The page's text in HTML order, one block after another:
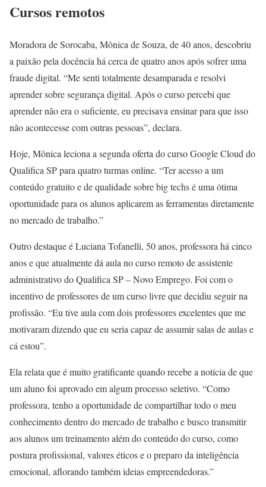
Cursos remotos
Moradora de Sorocaba, Mônica de Souza, de 40 anos, descobriu
a paixão pela docência há cerca de quatro anos após sofrer uma
fraude digital. “Me senti totalmente desamparada e resolvi
aprender sobre segurança digital. Após o curso percebi que
aprender não era o suficiente, eu precisava ensinar para que isso
não acontecesse com outras pessoas”, declara.
Hoje, Mônica leciona a segunda oferta do curso Google Cloud do
Qualifica SP para quatro turmas online. “Ter acesso a um
conteúdo gratuito e de qualidade sobre big techs é uma ótima
oportunidade para os alunos aplicarem as ferramentas diretamente
no mercado de trabalho.”
Outro destaque é Luciana Tofanelli, 50 anos, professora há cinco
anos e que atualmente dá aula no curso remoto de assistente
administrativo do Qualifica SP – Novo Emprego. Foi com o
incentivo de professores de um curso livre que decidiu seguir na
profissão. “Eu tive aula com dois professores excelentes que me
motivaram dizendo que eu seria capaz de assumir salas de aulas e
cá estou”.
Ela relata que é muito gratificante quando recebe a notícia de que
um aluno foi aprovado em algum processo seletivo. “Como
professora, tenho a oportunidade de compartilhar todo o meu
conhecimento dentro do mercado de trabalho e busco transmitir
aos alunos um treinamento além do conteúdo do curso, como
postura profissional, valores éticos e o preparo da inteligência
emocional, aflorando também ideias empreendedoras.”